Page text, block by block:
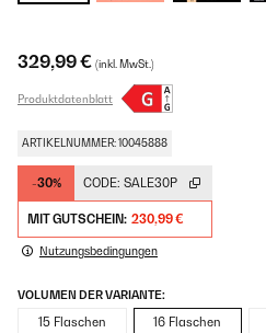
329,99 € (inkl. MwSt.)
Produktdatenblatt
ARTIKELNUMMER: 10045888
-30% CODE: SALE30P
MIT GUTSCHEIN: 230,99 €
Nutzungsbedingungen
VOLUMEN DER VARIANTE:
15 Flaschen 16 Flaschen